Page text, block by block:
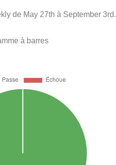
de May 27th à September 3rd.
à barres